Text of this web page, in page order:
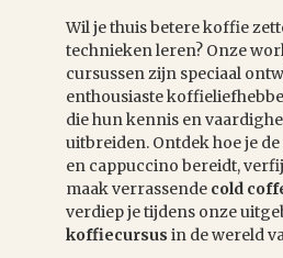
Wil je thuis betere koffie
technieken leren? Onze
cursussen zijn speciaal
enthousiaste
die hun kennis en
uitbreiden. Ontdek hoe je
en cappuccino bereidt,
maak verrassende cold
verdiep je tijdens onze
koffiecursus in de wereld